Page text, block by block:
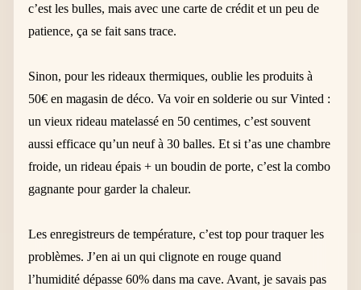
c’est les bulles, mais avec une carte de crédit et un peu de
patience, ça se fait sans trace.
Sinon, pour les rideaux thermiques, oublie les produits à
50€ en magasin de déco. Va voir en solderie ou sur Vinted :
un vieux rideau matelassé en 50 centimes, c’est souvent
aussi efficace qu’un neuf à 30 balles. Et si t’as une chambre
froide, un rideau épais + un boudin de porte, c’est la combo
gagnante pour garder la chaleur.
Les enregistreurs de température, c’est top pour traquer les
problèmes. J’en ai un qui clignote en rouge quand
l’humidité dépasse 60% dans ma cave. Avant, je savais pas